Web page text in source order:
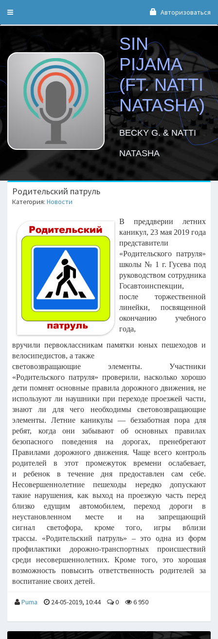
Toggle
Авторизоваться
SIN
PIJAMA
(FT. NATTI
NATASHA)
BECKY G. & NATTI
NATASHA
Родительский патруль
Категория: Новости
В преддверии летних
каникул, 23 мая 2019 года
представители
«Родительского патруля»
школы № 1 г. Гусева под
руководством сотрудника
Госавтоинспекции,
после торжественной
линейки, посвященной
окончанию учебного
года,
вручили первоклассникам памятки юных пешеходов и
велосипедистов, а также
световозвращающие элементы. Участники
«Родительского патруля» проверили, насколько хорошо
дети помнят основные правила дорожного движения, не
используют ли наушники при переходе проезжей части,
знают ли для чего необходимы световозвращающие
элементы. Летние каникулы — беззаботная пора для
ребят, когда они забывают об основных правилах
безопасного поведения на дорогах, пренебрегают
Правилами дорожного движения. Чаще всего контроль
родителей в этот промежуток времени ослабевает,
и ребенок в течение дня предоставлен сам себе.
Несовершеннолетние пешеходы нередко допускают
такие нарушения, как выход на проезжую часть перед
близко едущим автомобилем, переход дороги в
неустановленном месте и на запрещающий
сигнал светофора, кроме того, игры вблизи
трассы. «Родительский патруль» – это одна из форм
профилактики дорожно-транспортных происшествий
среди несовершеннолетних. Кроме того, это хорошая
возможность повысить ответственность родителей за
воспитание своих детей.
Puma 24-05-2019, 10:44 0 6 950